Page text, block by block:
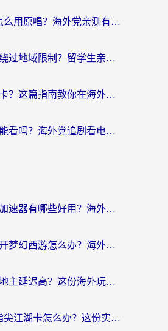
国外全民k歌怎么用原唱？海外党亲测有效的回国加速解决方案
海外酷狗怎么绕过地域限制？留学生亲测有效的回国加速器选择指南
国外看中超总卡？这篇指南教你在海外流畅看体育赛事+中文解说（附避坑技巧）
优酷视频海外能看吗？海外党追剧看电影的终极解决方案来了
闪耀暖暖国外加速器有哪些好用？海外党亲测的国服游戏加速终极指南
在柬埔寨打不开梦幻西游怎么办？海外玩家国服游戏加速终极指南
国外打欢乐斗地主延迟高？这份海外玩家国服游戏加速指南帮你解决卡顿烦恼
非洲玩剑网3指尖江湖卡怎么办？这份实测有效的国服游戏加速指南请收好